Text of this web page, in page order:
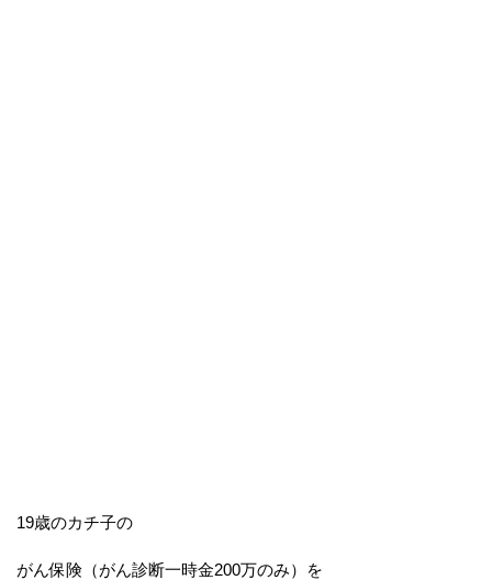
19歳のカチ子の
がん保険（がん診断一時金200万のみ）を